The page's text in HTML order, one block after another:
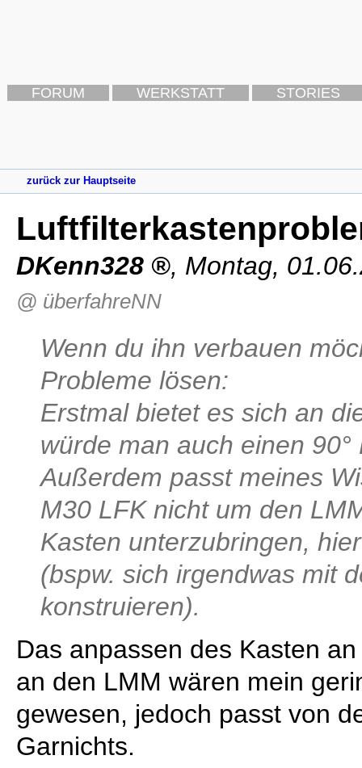
FORUM WERKSTATT STORIES
zurück zur Hauptseite
DKenn328 , Montag,
@ überfahreNN
Wenn du ihn verbauen
Probleme lösen:
Erstmal bietet es sich an
würde man auch einen
Außerdem passt meines
M30 LFK nicht um den
Kasten unterzubringen,
(bspw. sich irgendwas mit
konstruieren).
Das anpassen des Kasten
an den LMM wären mein
gewesen, jedoch passt von
Garnichts.